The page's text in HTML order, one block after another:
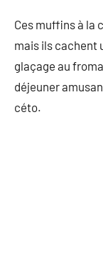
Ces muffins à la
mais ils cachent
glaçage au
déjeuner
céto.